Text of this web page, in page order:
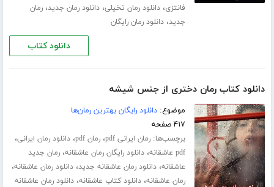
فانتزی،دانلود رمان تخیلی،دانلود رمان جدید،رمان
جدید،دانلود رمان رایگان
دانلود کتاب
دانلود کتاب رمان دختری از جنس شیشه
موضوع:دانلود رایگان بهترین رمان‌ها
۴۱۷ صفحه
برچسب‌ها:رمان ایرانی pdf ،رمان pdf ،دانلود رمان ایرانی،
pdf عاشقانه ،دانلود رایگان رمان عاشقانه،رمان جدید
عاشقانه،دانلود رمان عاشقانه جدید،دانلود رمان عاشقانه،
رمان عاشقانه،دانلود کتاب عاشقانه،دانلود رمان عاشقانه